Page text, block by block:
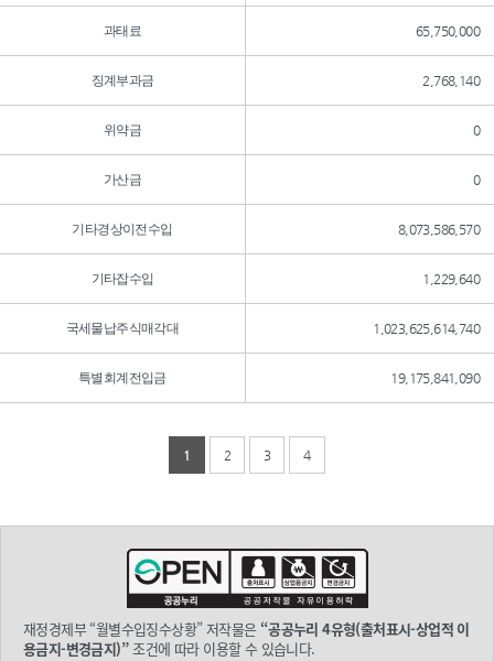
과태료 65,750,000
징계부과금 2,768,140
위약금 0
가산금 0
기타경상이전수입 8,073,586,570
기타잡수입 1,229,640
국세물납주식매각대 1,023,625,614,740
특별회계전입금 19,175,841,090
1 2 3 4
재정경제부 “월별수입징수상황” 저작물은 “공공누리 4유형(출처표시-상업적 이
용금지-변경금지)”조건에 따라 이용할 수 있습니다.